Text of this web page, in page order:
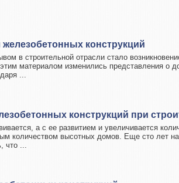
конструкций
в строительной отрасли стало
материалом изменились представления о
...
конструкций при
а с ее развитием и увеличивается
количеством высотных домов. Еще сто лет
что ...